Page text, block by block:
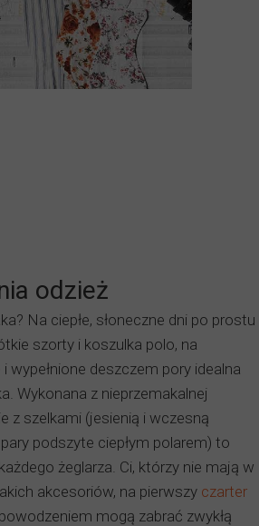
odzież
Na ciepłe, słoneczne dni po prostu
szorty i koszulka polo, na
wypełnione deszczem pory idealna
Wykonana z nieprzemakalnej
z szelkami (jesienią i wczesną
podszyte ciepłym polarem) to
żeglarza. Ci, którzy nie mają w
akcesoriów, na pierwszy czarter
mogą zabrać zwykłą